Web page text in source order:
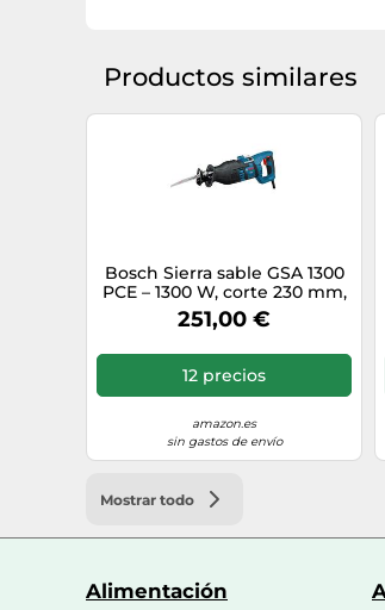
Productos similares
Bosch Sierra sable GSA 1300
PCE – 1300 W, corte 230 mm,
SDS, Constant Electronic, 2
hojas, maletín
251,00 €
12 precios
amazon.es
sin gastos de envío
Mostrar todo
Alimentación